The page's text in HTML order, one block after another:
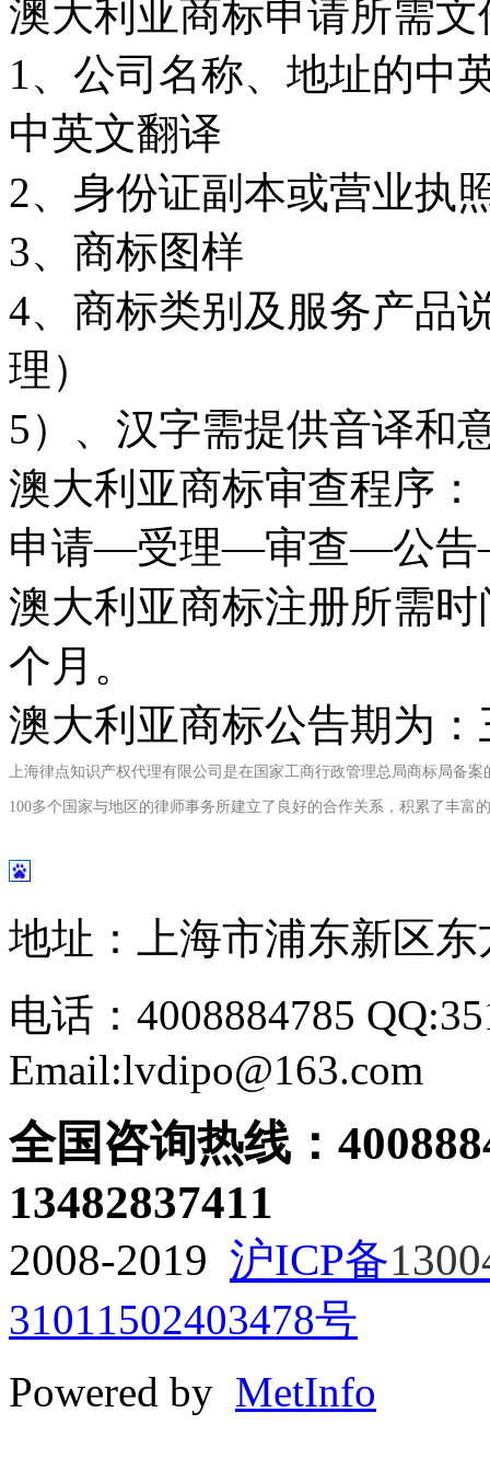
澳大利亚商标申请所需文
1、公司名称、地址的中
中英文翻译
2、身份证副本或营业执
3、商标图样
4、商标类别及服务产品
理）
5）、汉字需提供音译和
澳大利亚商标审查程序：
申请—受理—审查—公告
澳大利亚商标注册所需
个月。
澳大利亚商标公告期为
上海律点知识产权代理有限公司是在国家工商行政管理总局商标局备
100多个国家与地区的律师事务所建立了良好的合作关系，积累了丰富
地址：上海市浦东新区东
电话：4008884785
Email:lvdipo@163.com
全国咨询热线：
13482837411
2008-2019 沪ICP备
31011502403478号
Powered by MetInfo